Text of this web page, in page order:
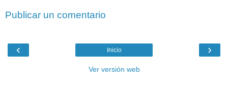
Publicar un comentario
‹ ›
Inicio
Ver versión web